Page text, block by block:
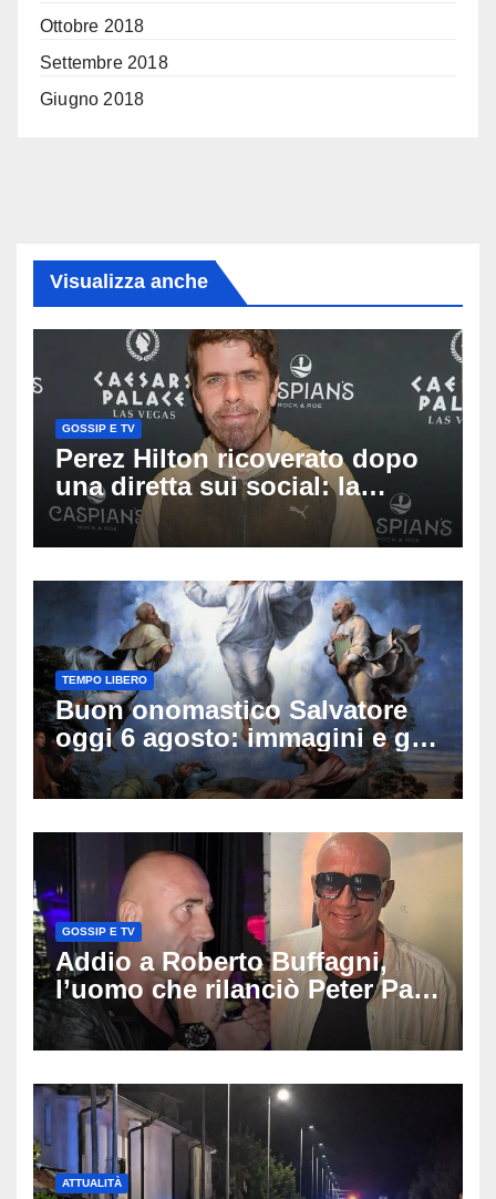
Ottobre 2018
Settembre 2018
Giugno 2018
Visualizza anche
GOSSIP E TV
Perez Hilton ricoverato dopo
una diretta sui social: la
famiglia rompe il silenzio
sulle sue condizioni
TEMPO LIBERO
Buon onomastico Salvatore
oggi 6 agosto: immagini e gif
di auguri da condividere
GOSSIP E TV
Addio a Roberto Buffagni,
l’uomo che rilanciò Peter Pan
e Villa delle Rose: aveva 59
anni
ATTUALITÀ